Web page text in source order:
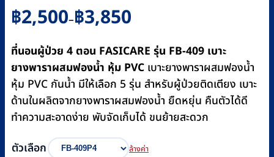
฿2,500–฿3,850
Price
range:
฿2,500
through
฿3,850
ที่นอนผู้ป่วย 4 ตอน FASICARE รุ่น FB-409 เบาะ
ยางพาราผสมฟองน้ำ หุ้ม PVC เบาะยางพาราผสมฟองน้ำ
หุ้ม PVC กันน้ำ มีให้เลือก 5 รุ่น สำหรับผู้ป่วยติดเตียง เบาะ
ด้านในผลิตจากยางพาราผสมฟองน้ำ ยืดหยุ่น คืนตัวได้ดี
ทำความสะอาดง่าย พับจัดเก็บได้ ขนย้ายสะดวก
ตัวเลือก
ล้างค่า